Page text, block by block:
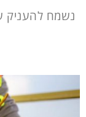
נשמח להעניק